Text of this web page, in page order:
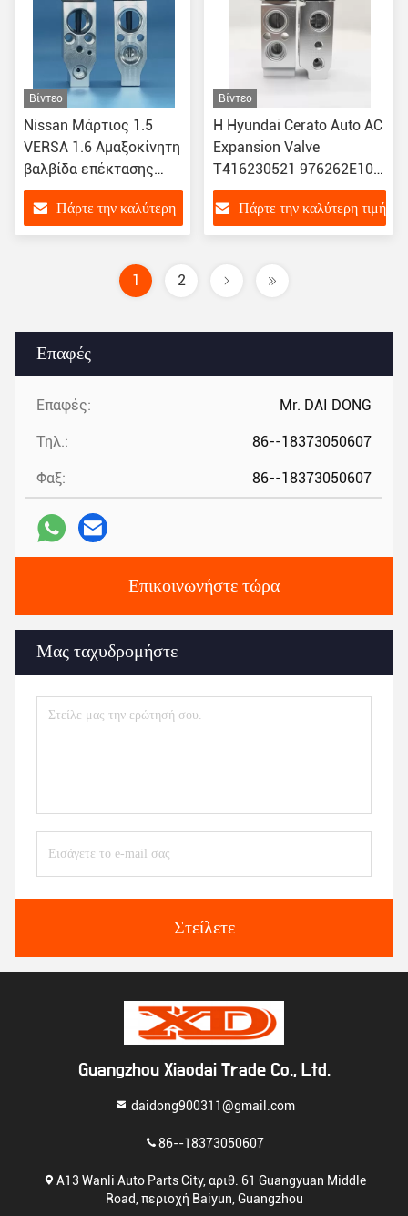
Επαφές
Επαφές: Mr. DAI DONG
Τηλ.: 86--18373050607
Φαξ: 86--18373050607
Επικοινωνήστε τώρα
Μας ταχυδρομήστε
Στείλετε
Βίντεο
Nissan Μάρτιος 1.5
VERSA 1.6 Αμαξοκίνητη
βαλβίδα επέκτασης
κλιματισμού
922001HF0A
5237834111
VHE10QVACN1
Πάρτε την καλύτερη
Βίντεο
Η Hyundai Cerato Auto AC
Expansion Valve
T416230521 976262E100
F108CD4AA 976262D100
976262F
Πάρτε την καλύτερη τιμή
1 2
Guangzhou Xiaodai Trade Co., Ltd.
daidong900311@gmail.com
86--18373050607
Α13 Wanli Auto Parts City, αριθ. 61 Guangyuan Middle
Road, περιοχή Baiyun, Guangzhou